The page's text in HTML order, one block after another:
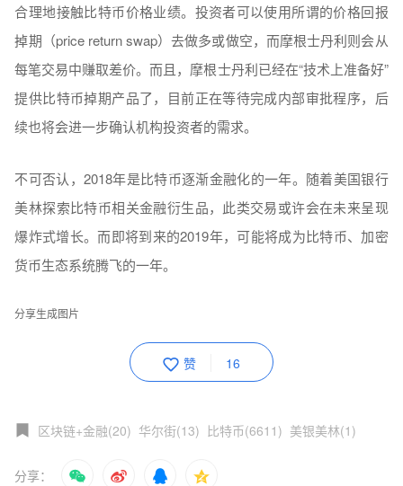
合理地接触比特币价格业绩。投资者可以使用所谓的价格回报
掉期（price return swap）去做多或做空，而摩根士丹利则会从
每笔交易中赚取差价。而且，摩根士丹利已经在“技术上准备好”
提供比特币掉期产品了，目前正在等待完成内部审批程序，后
续也将会进一步确认机构投资者的需求。
不可否认，2018年是比特币逐渐金融化的一年。随着美国银行
美林探索比特币相关金融衍生品，此类交易或许会在未来呈现
爆炸式增长。而即将到来的2019年，可能将成为比特币、加密
货币生态系统腾飞的一年。
分享生成图片
赞 16
区块链+金融(20) 华尔街(13) 比特币(6611) 美银美林(1)
分享：